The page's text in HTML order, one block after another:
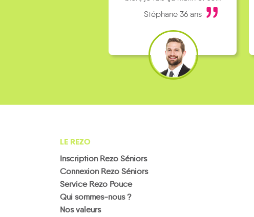
Stéphane 36 ans
LE REZO
Inscription Rezo Séniors
Connexion Rezo Séniors
Service Rezo Pouce
Qui sommes-nous ?
Nos valeurs